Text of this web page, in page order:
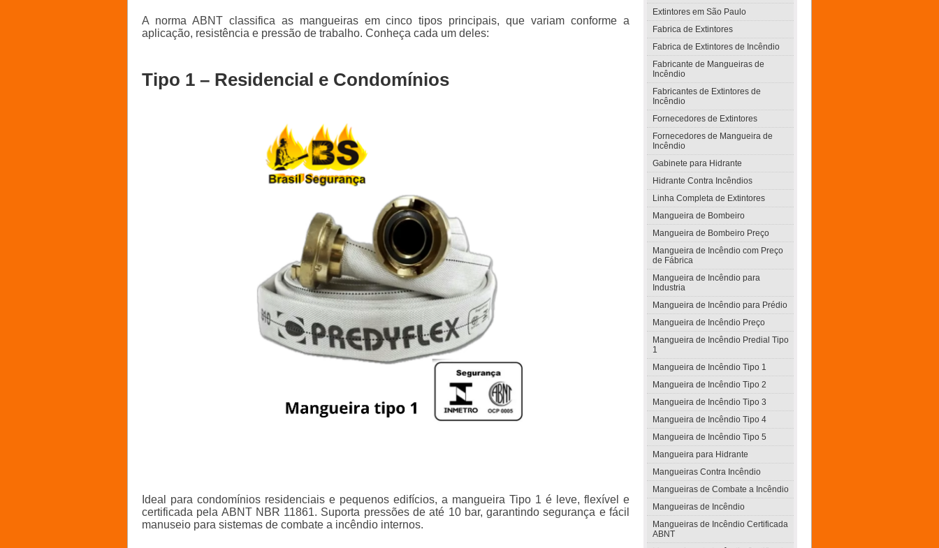
A norma ABNT classifica as mangueiras em cinco tipos principais, que variam conforme a
aplicação, resistência e pressão de trabalho. Conheça cada um deles:
Tipo 1 – Residencial e Condomínios
Ideal para condomínios residenciais e pequenos edifícios, a mangueira Tipo 1 é leve, flexível e
certificada pela ABNT NBR 11861. Suporta pressões de até 10 bar, garantindo segurança e fácil
manuseio para sistemas de combate a incêndio internos.
Extintores em São Paulo
Fabrica de Extintores
Fabrica de Extintores de Incêndio
Fabricante de Mangueiras de
Incêndio
Fabricantes de Extintores de
Incêndio
Fornecedores de Extintores
Fornecedores de Mangueira de
Incêndio
Gabinete para Hidrante
Hidrante Contra Incêndios
Linha Completa de Extintores
Mangueira de Bombeiro
Mangueira de Bombeiro Preço
Mangueira de Incêndio com Preço
de Fábrica
Mangueira de Incêndio para
Industria
Mangueira de Incêndio para Prédio
Mangueira de Incêndio Preço
Mangueira de Incêndio Predial Tipo
1
Mangueira de Incêndio Tipo 1
Mangueira de Incêndio Tipo 2
Mangueira de Incêndio Tipo 3
Mangueira de Incêndio Tipo 4
Mangueira de Incêndio Tipo 5
Mangueira para Hidrante
Mangueiras Contra Incêndio
Mangueiras de Combate a Incêndio
Mangueiras de Incêndio
Mangueiras de Incêndio Certificada
ABNT